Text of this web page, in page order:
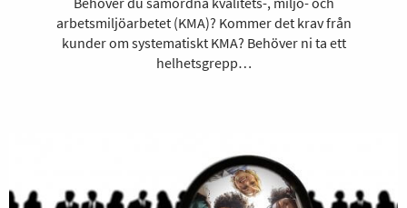
arbetsmiljöarbetet (KMA)? Kommer det krav från
kunder om systematiskt KMA? Behöver ni ta ett
helhetsgrepp…